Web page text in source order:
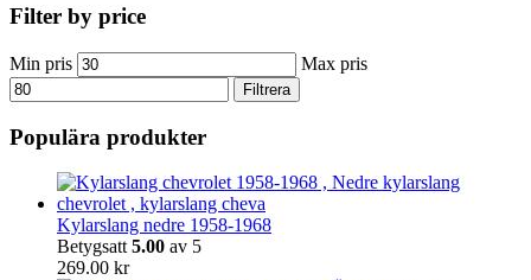
Filter by price
Min pris Max pris
Filtrera
Populära produkter
Kylarslang nedre 1958-1968
Betygsatt 5.00 av 5
269.00 kr